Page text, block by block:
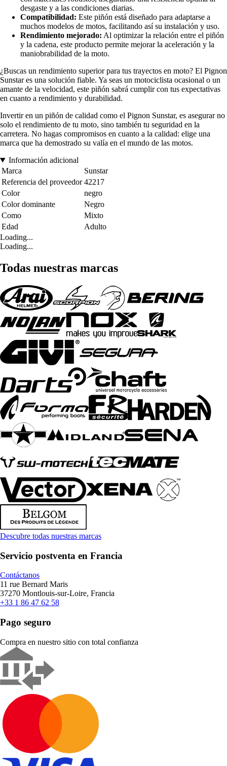
desgaste y a las condiciones diarias.
Compatibilidad: Este piñón está diseñado para adaptarse a
muchos modelos de motos, facilitando así su instalación y uso.
Rendimiento mejorado: Al optimizar la relación entre el piñón
y la cadena, este producto permite mejorar la aceleración y la
maniobrabilidad de la moto.
¿Buscas un rendimiento superior para tus trayectos en moto? El Pignon
Sunstar es una solución fiable. Ya seas un motociclista ocasional o un
amante de la velocidad, este piñón sabrá cumplir con tus expectativas
en cuanto a rendimiento y durabilidad.
Invertir en un piñón de calidad como el Pignon Sunstar, es asegurar no
solo el rendimiento de tu moto, sino también tu seguridad en la
carretera. No hagas compromisos en cuanto a la calidad: elige una
marca que ha demostrado su valía en el mundo de las motos.
Información adicional
Marca
Sunstar
Referencia del proveedor 42217
Color
negro
Color dominante
Negro
Como
Mixto
Edad
Adulto
Loading...
Loading...
Todas nuestras marcas
Descubre todas nuestras marcas
Servicio postventa en Francia
Contáctanos
11 rue Bernard Maris
37270 Montlouis-sur-Loire, Francia
+33 1 86 47 62 58
Pago seguro
Compra en nuestro sitio con total confianza